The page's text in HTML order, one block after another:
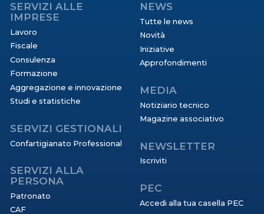
SERVIZI ALLE
IMPRESE
Lavoro
Fiscale
Consulenza
Formazione
Aggregazione e innovazione
Studi e statistiche
SERVIZI GESTIONALI
Confartigianato Professional
SERVIZI ALLA
PERSONA
Patronato
CAF
NEWS
Tutte le news
Novità
Iniziative
Approfondimenti
MEDIA
Notiziario tecnico
Magazine associativo
NEWSLETTER
Iscriviti
PEC
Accedi alla tua casella PEC